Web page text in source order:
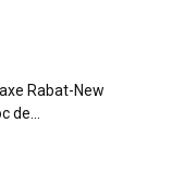
Rabat-New
de...